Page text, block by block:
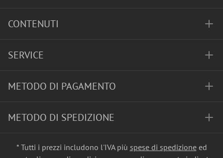
CONTENUTI
SERVICE
METODO DI PAGAMENTO
METODO DI SPEDIZIONE
* Tutti i prezzi includono l'IVA più spese di spedizioneed